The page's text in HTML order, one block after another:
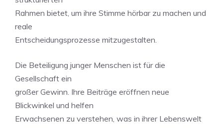
Rahmen bietet, um ihre Stimme hörbar zu machen und
reale
Entscheidungsprozesse mitzugestalten.
Die Beteiligung junger Menschen ist für die
Gesellschaft ein
großer Gewinn. Ihre Beiträge eröffnen neue
Blickwinkel und helfen
Erwachsenen zu verstehen, was in ihrer Lebenswelt